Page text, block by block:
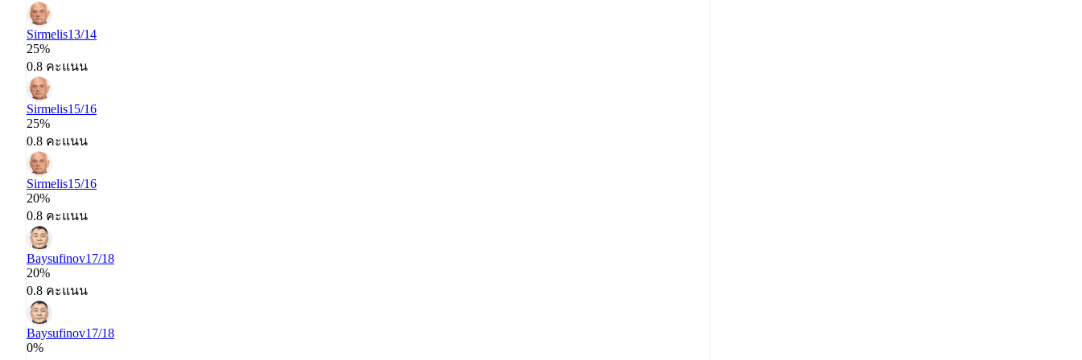
Sirmelis13/14
25%
0.8 คะแนน
Sirmelis15/16
25%
0.8 คะแนน
Sirmelis15/16
20%
0.8 คะแนน
Baysufinov17/18
20%
0.8 คะแนน
Baysufinov17/18
0%